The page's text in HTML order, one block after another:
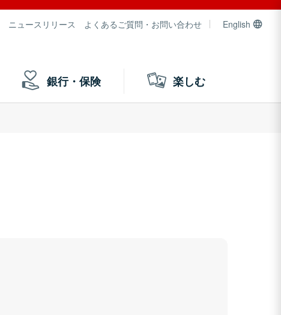
ニュースリリース よくあるご質問・お問い合わせ English
銀行・保険 楽しむ